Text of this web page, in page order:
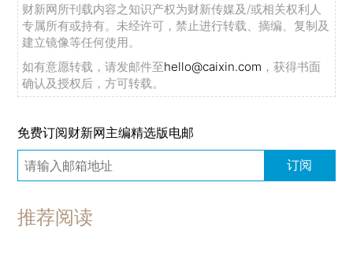
财新网所刊载内容之知识产权为财新传媒及/或相关权利人
专属所有或持有。未经许可，禁止进行转载、摘编、复制及
建立镜像等任何使用。
如有意愿转载，请发邮件至hello@caixin.com ，获得书面
确认及授权后，方可转载。
免费订阅财新网主编精选版电邮
订阅
推荐阅读